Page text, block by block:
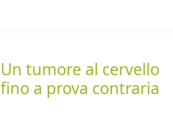
Un tumore al cervello
fino a prova contraria